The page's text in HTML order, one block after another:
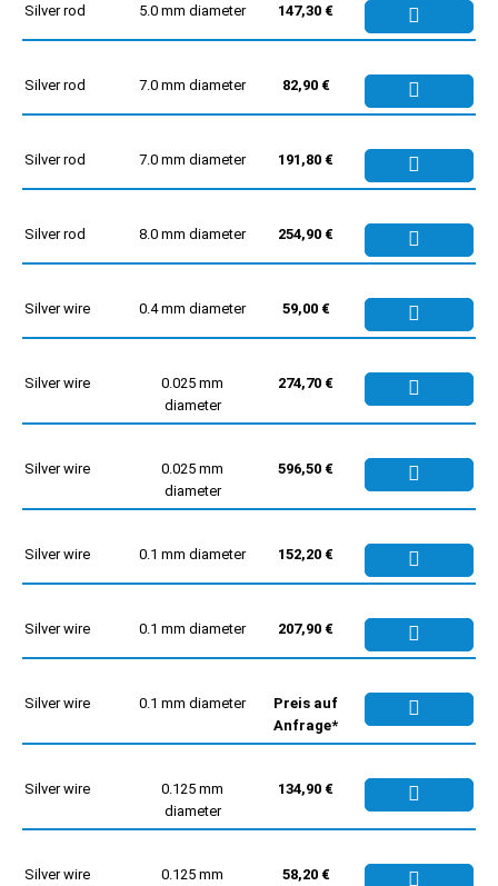
Silver rod 5.0 mm diameter 147,30 €
Silver rod 7.0 mm diameter 82,90 €
Silver rod 7.0 mm diameter 191,80 €
Silver rod 8.0 mm diameter 254,90 €
Silver wire 0.4 mm diameter 59,00 €
Silver wire
0.025 mm
diameter
274,70 €
Silver wire
0.025 mm
diameter
596,50 €
Silver wire 0.1 mm diameter 152,20 €
Silver wire 0.1 mm diameter 207,90 €
Silver wire 0.1 mm diameter
Preis auf
Anfrage*
Silver wire
0.125 mm
diameter
134,90 €
Silver wire
0.125 mm
58,20 €